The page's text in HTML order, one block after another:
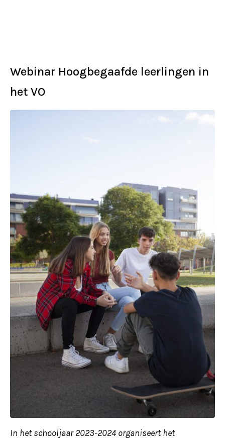
Webinar Hoogbegaafde leerlingen in
het VO
In het schooljaar 2023-2024 organiseert het